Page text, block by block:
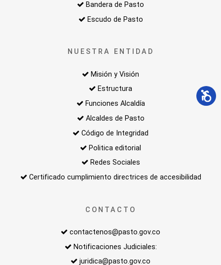
Bandera de Pasto
Escudo de Pasto
NUESTRA ENTIDAD
Misión y Visión
Estructura
Funciones Alcaldía
Alcaldes de Pasto
Código de Integridad
Politica editorial
Redes Sociales
Certificado cumplimiento directrices de accesibilidad
CONTACTO
contactenos@pasto.gov.co
Notificaciones Judiciales:
juridica@pasto.gov.co